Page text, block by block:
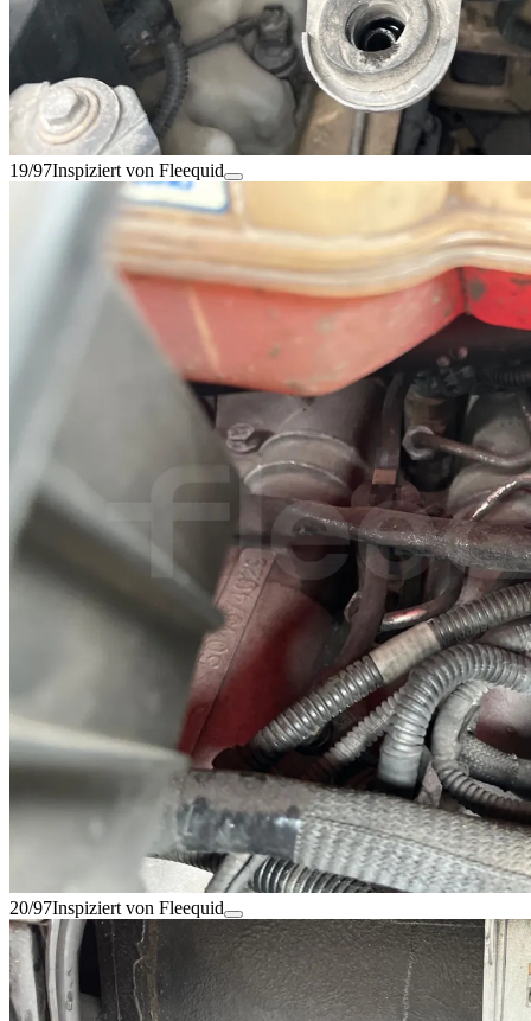
19/97Inspiziert von Fleequid
20/97Inspiziert von Fleequid